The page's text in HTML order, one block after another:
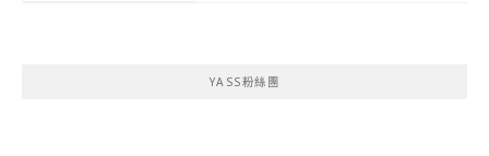
YASS粉絲團